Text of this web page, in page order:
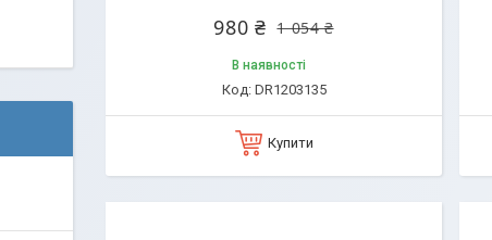
1 054 ₴
980 ₴
В наявності
DR1203135
Купити